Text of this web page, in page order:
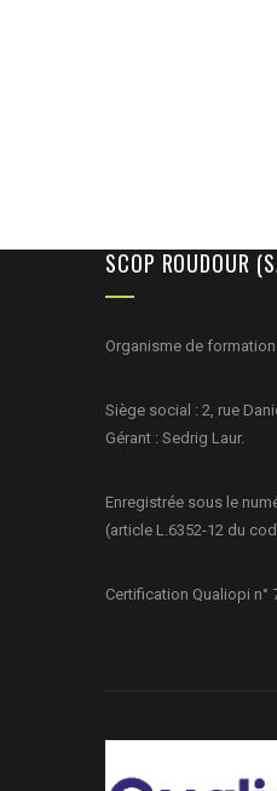
SCOP ROUDOUR
Organisme de formation
Siège social : 2, rue
Gérant : Sedrig Laur.
Enregistrée sous le
(article L.6352-12 du
Certification Qualiopi n°